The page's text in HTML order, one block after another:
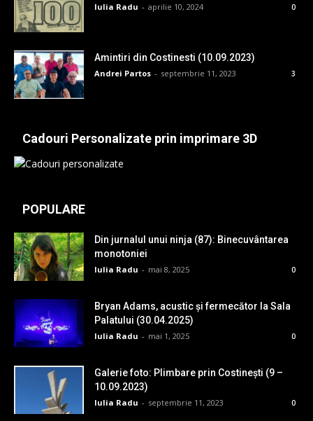
Iulia Radu - aprilie 10, 2024 0
Amintiri din Costinesti (10.09.2023)
Andrei Partos - septembrie 11, 2023 3
Cadouri Personalizate prin imprimare 3D
POPULARE
Din jurnalul unui ninja (87): Binecuvântarea
monotoniei
Iulia Radu - mai 8, 2025 0
Bryan Adams, acustic și fermecător la Sala
Palatului (30.04.2025)
Iulia Radu - mai 1, 2025 0
Galerie foto: Plimbare prin Costinești (9 –
10.09.2023)
Iulia Radu - septembrie 11, 2023 0